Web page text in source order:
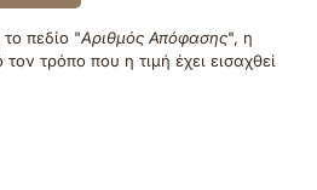
πεδίο "Αριθμός Απόφασης", η
τρόπο που η τιμή έχει εισαχθεί